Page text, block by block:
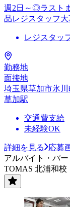
週2日～◎ラスト
品レジスタッフ大
レジスタッ
勤務地
面接地
埼玉県草加市氷
草加駅
交通費支給
未経験OK
詳細を見る
応募
アルバイト・パー
TOMAS 北浦和校